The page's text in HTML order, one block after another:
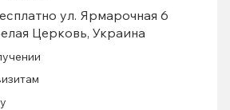
ул. Ярмарочная 6
Церковь, Украина